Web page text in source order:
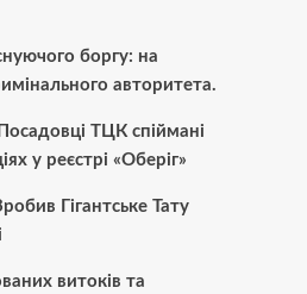
боргу: на
авторитета.
ТЦК спіймані
у реєстрі «Оберіг»
Гігантське Тату
витоків та